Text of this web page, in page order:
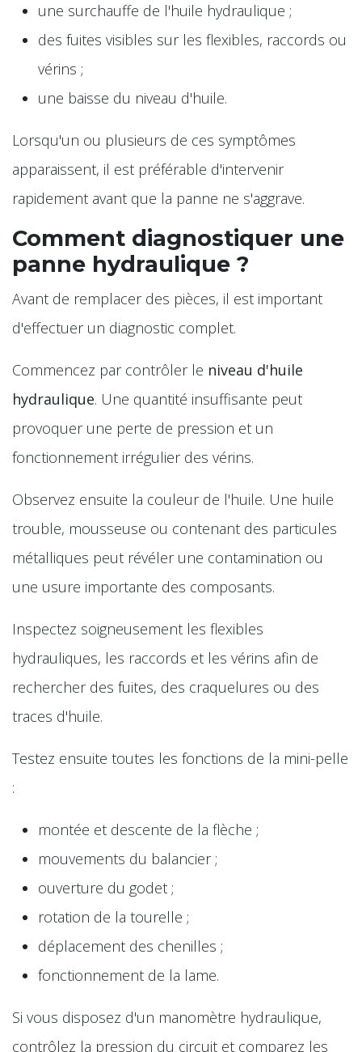
une surchauffe de l'huile hydraulique ;
des fuites visibles sur les flexibles, raccords ou
vérins ;
une baisse du niveau d'huile.
Lorsqu'un ou plusieurs de ces symptômes
apparaissent, il est préférable d'intervenir
rapidement avant que la panne ne s'aggrave.
Comment diagnostiquer une
panne hydraulique ?
Avant de remplacer des pièces, il est important
d'effectuer un diagnostic complet.
Commencez par contrôler le niveau d'huile
hydraulique. Une quantité insuffisante peut
provoquer une perte de pression et un
fonctionnement irrégulier des vérins.
Observez ensuite la couleur de l'huile. Une huile
trouble, mousseuse ou contenant des particules
métalliques peut révéler une contamination ou
une usure importante des composants.
Inspectez soigneusement les flexibles
hydrauliques, les raccords et les vérins afin de
rechercher des fuites, des craquelures ou des
traces d'huile.
Testez ensuite toutes les fonctions de la mini-pelle
:
montée et descente de la flèche ;
mouvements du balancier ;
ouverture du godet ;
rotation de la tourelle ;
déplacement des chenilles ;
fonctionnement de la lame.
Si vous disposez d'un manomètre hydraulique,
contrôlez la pression du circuit et comparez les